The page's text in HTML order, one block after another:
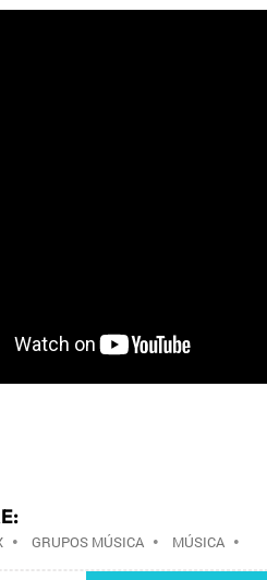
• GRUPOS MÚSICA• MÚSICA•